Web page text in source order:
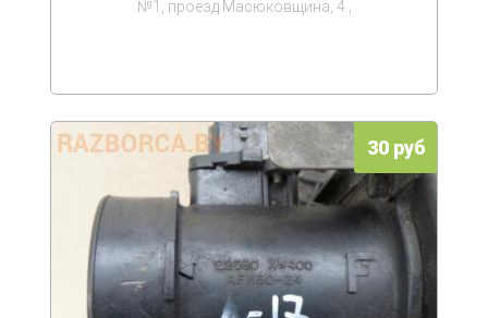
№1, проезд Масюковщина, 4.;
30 руб